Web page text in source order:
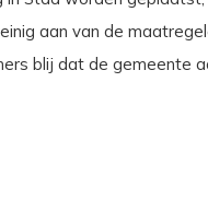
aan van de
blij dat de gemeente